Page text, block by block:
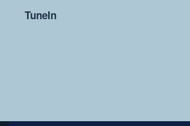
TuneIn